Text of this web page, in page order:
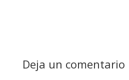
Deja un comentario